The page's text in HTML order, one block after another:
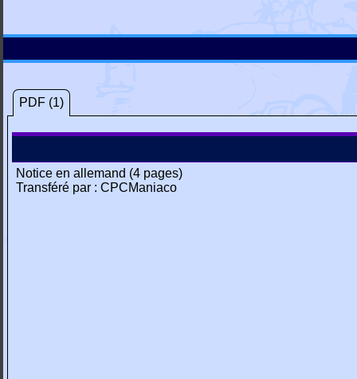
PDF (1)
Notice en allemand (4 pages)
Transféré par : CPCManiaco